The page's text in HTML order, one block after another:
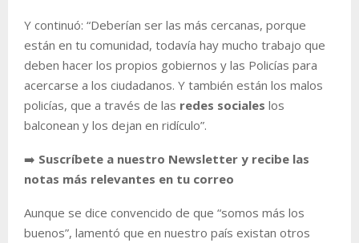
Y continuó: “Deberían ser las más cercanas, porque
están en tu comunidad, todavía hay mucho trabajo que
deben hacer los propios gobiernos y las Policías para
acercarse a los ciudadanos. Y también están los malos
policías, que a través de las redes sociales los
balconean y los dejan en ridículo”.
➡️ Suscríbete a nuestro Newsletter y recibe las
notas más relevantes en tu correo
Aunque se dice convencido de que “somos más los
buenos”, lamentó que en nuestro país existan otros